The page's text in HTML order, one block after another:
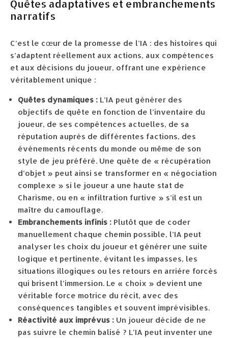
Quêtes adaptatives et embranchements
narratifs
C’est le cœur de la promesse de l’IA : des histoires qui
s’adaptent réellement aux actions, aux compétences
et aux décisions du joueur, offrant une expérience
véritablement unique :
Quêtes dynamiques : L’IA peut générer des
objectifs de quête en fonction de l’inventaire du
joueur, de ses compétences actuelles, de sa
réputation auprès de différentes factions, des
événements récents du monde ou même de son
style de jeu préféré. Une quête de « récupération
d’objet » peut ainsi se transformer en « négociation
complexe » si le joueur a une haute stat de
Charisme, ou en « infiltration furtive » s’il est un
maître du camouflage.
Embranchements infinis : Plutôt que de coder
manuellement chaque chemin possible, l’IA peut
analyser les choix du joueur et générer une suite
logique et pertinente, évitant les impasses, les
situations illogiques ou les retours en arrière forcés
qui brisent l’immersion. Le « choix » devient une
véritable force motrice du récit, avec des
conséquences tangibles et souvent imprévisibles.
Réactivité aux imprévus : Un joueur décide de ne
pas suivre le chemin balisé ? L’IA peut inventer une